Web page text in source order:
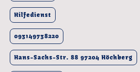
Hilfedienst
093149738220
Hans-Sachs-Str. 88 97204 Höchberg